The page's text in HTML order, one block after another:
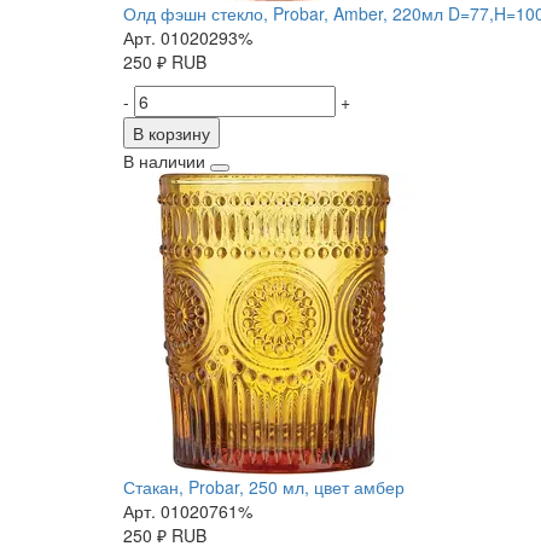
Олд фэшн стекло, Probar, Amber, 220мл
Арт. 01020293%
250 ₽ RUB
-
+
В корзину
В наличии
Стакан, Probar, 250 мл, цвет амбер
Арт. 01020761%
250 ₽ RUB